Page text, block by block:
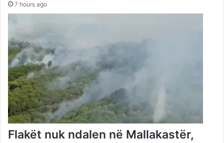
7 hours ago
Flakët nuk ndalen në Mallakastër,